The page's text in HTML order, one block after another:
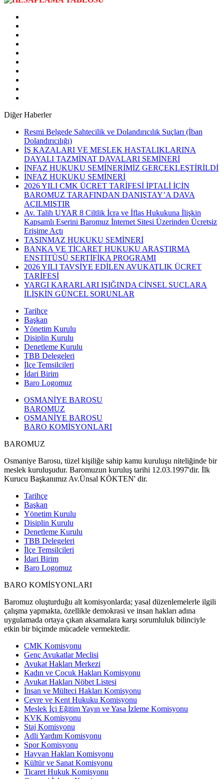
Diğer Haberler
Resmi Belgede Sahtecilik ve Dolandırıcılık Suçları (İban
Dolandırıcılığı)
İŞ KAZALARI VE MESLEK HASTALIKLARINA
DAYALI TAZMİNAT DAVALARI SEMİNERİ
İNFAZ HUKUKU SEMİNERİMİZ GERÇEKLEŞTİRİLDİ
İNFAZ HUKUKU SEMİNERİ
2026 YILI CMK ÜCRET TARİFESİ İPTALİ İÇİN
BAROMUZ TARAFINDAN DANIŞTAY’A DAVA
AÇILMIŞTIR
Av. Talih UYAR 8 Ciltlik İcra ve İflas Hukukuna İlişkin
Kapsamlı Eserini Baromuz İnternet Sitesi Üzerinden Ücretsiz
Erişime Açtı
TAŞINMAZ HUKUKU SEMİNERİ
BANKA VE TİCARET HUKUKU ARAŞTIRMA
ENSTİTÜSÜ SERTİFİKA PROGRAMI
2026 YILI TAVSİYE EDİLEN AVUKATLIK ÜCRET
TARİFESİ
YARGI KARARLARI IŞIĞINDA CİNSEL SUÇLARA
İLİŞKİN GÜNCEL SORUNLAR
Tarihçe
Başkan
Yönetim Kurulu
Disiplin Kurulu
Denetleme Kurulu
TBB Delegeleri
İlçe Temsilcileri
İdari Birim
Baro Logomuz
OSMANİYE BAROSU
BAROMUZ
OSMANİYE BAROSU
BARO KOMİSYONLARI
BAROMUZ
Osmaniye Barosu, tüzel kişiliğe sahip kamu kuruluşu niteliğinde bir
meslek kuruluşudur. Baromuzun kuruluş tarihi 12.03.1997'dir. İlk
Kurucu Başkanımız Av.Ünsal KÖKTEN' dir.
Tarihçe
Başkan
Yönetim Kurulu
Disiplin Kurulu
Denetleme Kurulu
TBB Delegeleri
İlçe Temsilcileri
İdari Birim
Baro Logomuz
BARO KOMİSYONLARI
Baromuz oluşturduğu alt komisyonlarda; yasal düzenlemelerle ilgili
çalışma yapmakta, özellikle demokrasi ve insan hakları adına
uygulamada ortaya çıkan aksamalara karşı sorumluluk bilinciyle
etkin bir biçimde mücadele vermektedir.
CMK Komisyonu
Genç Avukatlar Meclisi
Avukat Hakları Merkezi
Kadın ve Çocuk Hakları Komisyonu
Avukat Hakları Nöbet Listesi
İnsan ve Mülteci Hakları Komisyonu
Çevre ve Kent Hukuku Komisyonu
Meslek İçi Eğitim Yayın ve Yasa İzleme Komisyonu
KVK Komisyonu
Staj Komisyonu
Adli Yardım Komisyonu
Spor Komisyonu
Hayvan Hakları Komisyonu
Kültür ve Sanat Komisyonu
Ticaret Hukuk Komisyonu